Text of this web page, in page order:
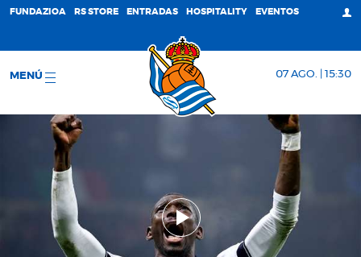
FUNDAZIOA RS STORE ENTRADAS HOSPITALITY EVENTOS
MENÚ 07 AGO. | 15:30